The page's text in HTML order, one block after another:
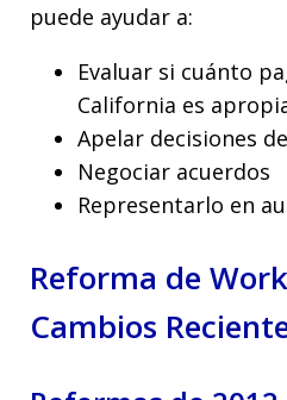
puede ayudar a:
Evaluar si cuánto
California es
Apelar decisiones
Negociar acuerdos
Representarlo en
Reforma de
Cambios